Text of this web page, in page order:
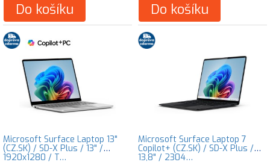
Do košíku Do košíku
Microsoft Surface Laptop 13"
(CZ.SK) / SD-X Plus / 13" /
1920x1280 / T…
Microsoft Surface Laptop 7
Copilot+ (CZ.SK) / SD-X Plus /
13,8" / 2304…